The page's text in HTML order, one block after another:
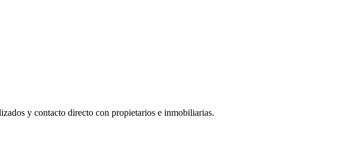
y contacto directo con propietarios e inmobiliarias.